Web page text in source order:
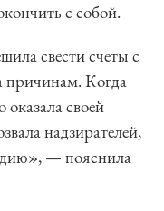
с собой.
свести счеты с
причинам. Когда
своей
надзирателей,
— пояснила